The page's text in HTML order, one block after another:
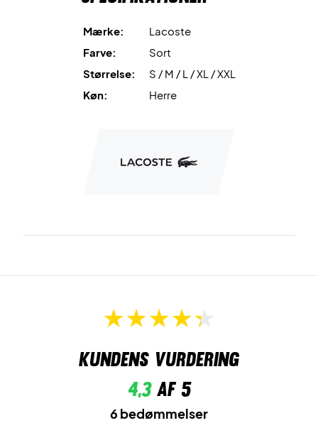
Mærke:
Lacoste
Farve:
Sort
Størrelse:
S / M / L / XL / XXL
Køn:
Herre
Kundens vurdering
4,3af 5
6 bedømmelser